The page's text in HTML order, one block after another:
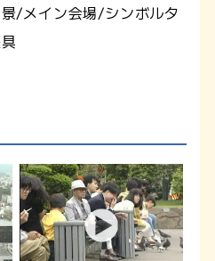
/メイン会場/シンボルタ